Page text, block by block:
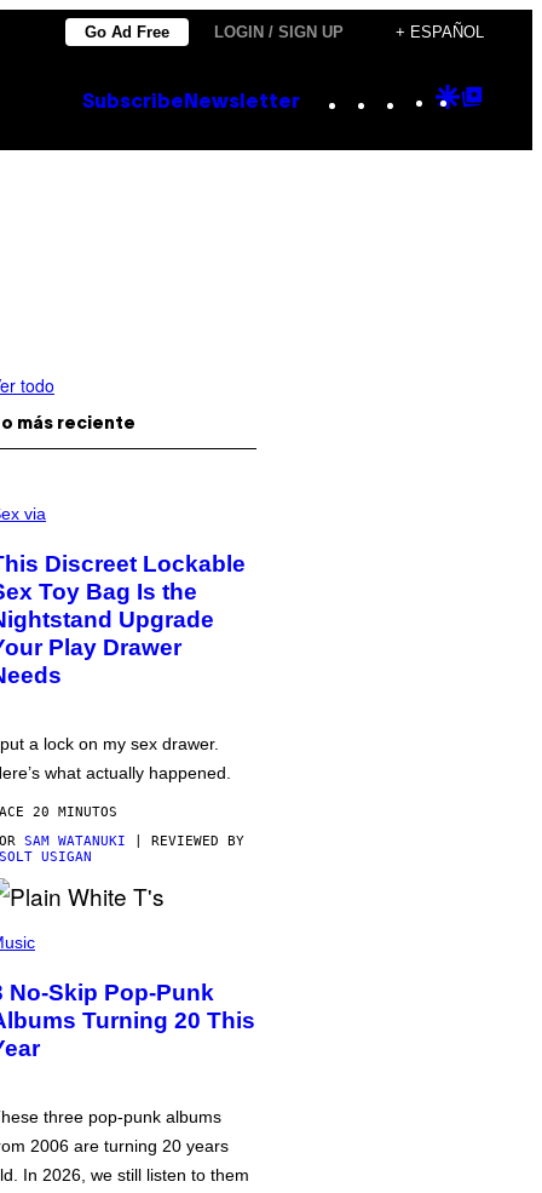
Go Ad Free LOGIN / SIGN UP + ESPAÑOL
Subscribe Newsletter Instagram
TikTok
YouTube
Google
todo
más reciente
via
Discreet Lockable
Toy Bag Is the
Upgrade
Play Drawer
a lock on my sex drawer.
what actually happened.
20 MINUTOS
SAM WATANUKI | REVIEWED BY
USIGAN
No-Skip Pop-Punk
Turning 20 This
three pop-punk albums
2006 are turning 20 years
In 2026, we still listen to them